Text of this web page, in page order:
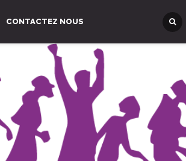
CONTACTEZ NOUS